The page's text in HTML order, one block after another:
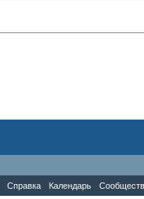
Справка Календарь